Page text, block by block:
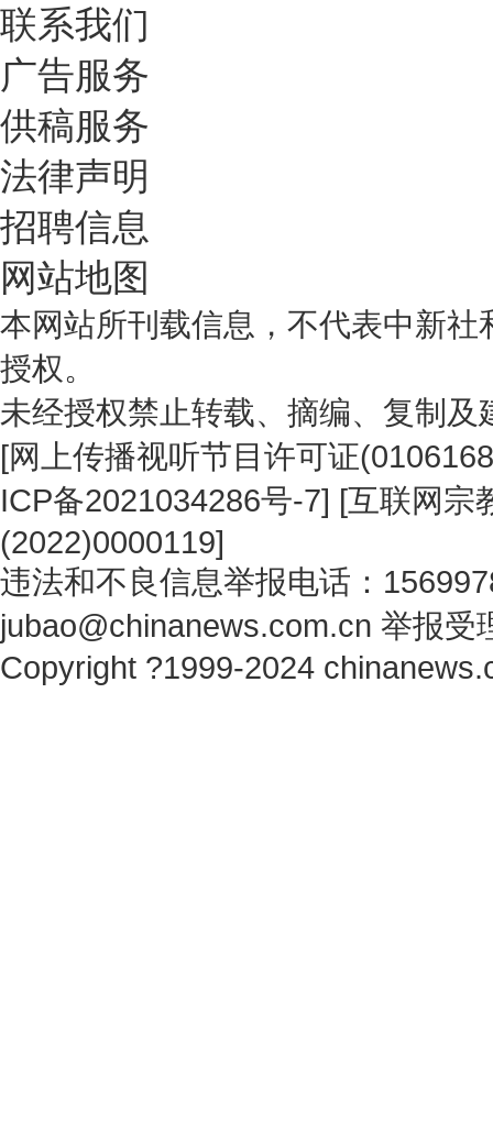
联系我们
广告服务
供稿服务
法律声明
招聘信息
网站地图
本网站所刊载信息，不代表中新
授权。
未经授权禁止转载、摘编、复制
[网上传播视听节目许可证
ICP备2021034286号-7] [互联网宗
(2022)0000119]
违法和不良信息举报电话：
jubao@chinanews.com.cn 举报受
Copyright ?1999-2024